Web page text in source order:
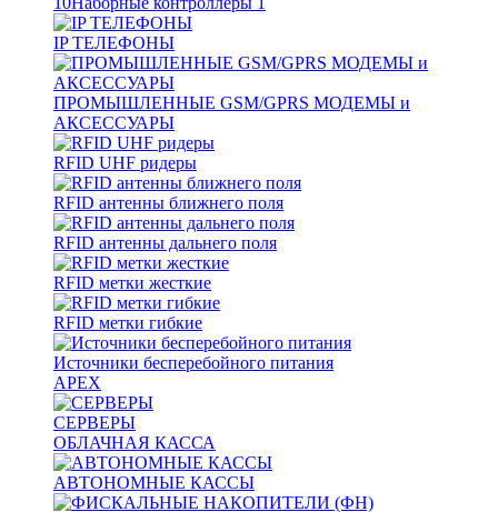
IP ТЕЛЕФОНЫ
ПРОМЫШЛЕННЫЕ GSM/GPRS МОДЕМЫ и
АКСЕССУАРЫ
RFID UHF ридеры
RFID антенны ближнего поля
RFID антенны дальнего поля
RFID метки жесткие
RFID метки гибкие
Источники бесперебойного питания
APEX
СЕРВЕРЫ
ОБЛАЧНАЯ КАССА
АВТОНОМНЫЕ КАССЫ